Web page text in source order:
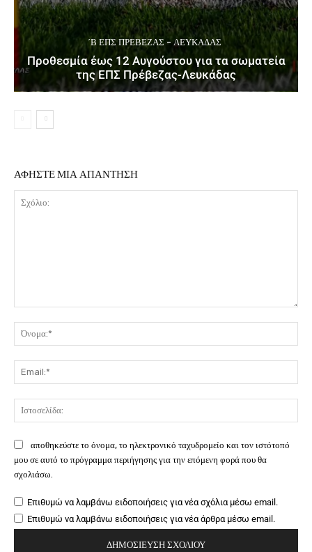
΄Β ΕΠΣ ΠΡΈΒΕΖΑΣ - ΛΕΥΚΆΔΑΣ
Προθεσμία έως 12 Αυγούστου για τα σωματεία
της ΕΠΣ Πρέβεζας-Λευκάδας
ΑΦΗΣΤΕ ΜΙΑ ΑΠΑΝΤΗΣΗ
αποθηκεύστε το όνομα, το ηλεκτρονικό ταχυδρομείο και τον ιστότοπό
μου σε αυτό το πρόγραμμα περιήγησης για την επόμενη φορά που θα
σχολιάσω.
Επιθυμώ να λαμβάνω ειδοποιήσεις για νέα σχόλια μέσω email.
Επιθυμώ να λαμβάνω ειδοποιήσεις για νέα άρθρα μέσω email.